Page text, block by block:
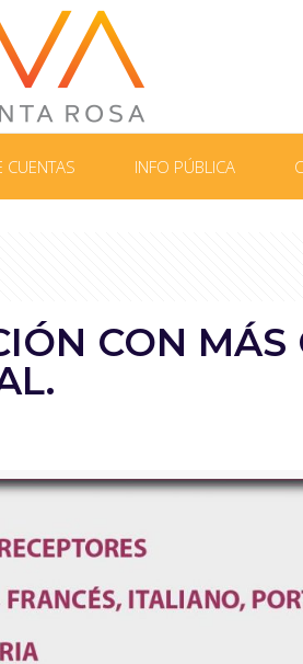
CUENTAS INFO PÚBLICA
CON MÁS